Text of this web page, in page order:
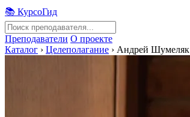
📚 КурсоГид
Преподаватели О проекте
Каталог › Целеполагание › Андрей Шумеляк